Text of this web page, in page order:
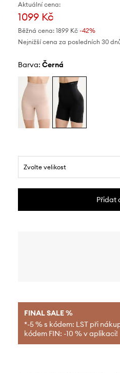
Aktuální cena:
1099 Kč
Běžná cena: 1899 Kč-42%
Nejnižší cena za posledních 30
Barva: černá
Zvolte velikost
Přidat
FINAL SALE %
*-5 % s kódem: LST při
kódem FIN: -10 % v aplikaci!